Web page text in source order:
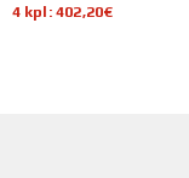
4 kpl: 402,20€